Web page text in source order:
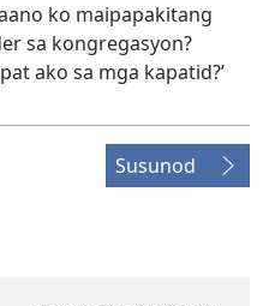
ko maipapakitang
sa kongregasyon?
ako sa mga kapatid?’
Susunod